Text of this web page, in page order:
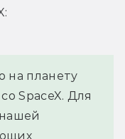
на планету
SpaceX. Для
нашей